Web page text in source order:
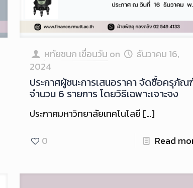
หทัยชนก เขื่อนวัน on
ธันวาคม 16,
2024
ประกาศผู้ชนะการเสนอราคา จัดซื้อครุภัณ
จำนวน 6 รายการ โดยวิธีเฉพาะเจาะจง
ประกาศมหาวิทยาลัยเทคโนโลยี […]
0
Read